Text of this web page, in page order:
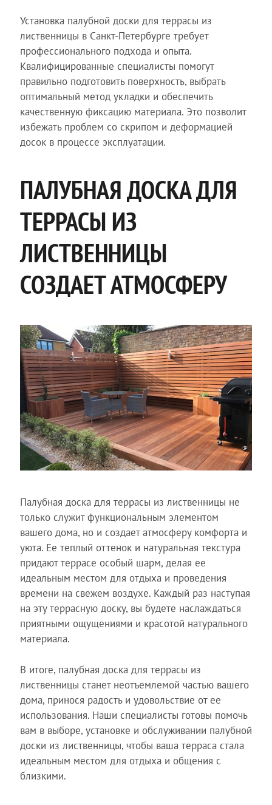
Установка палубной доски для террасы из
лиственницы в Санкт-Петербурге требует
профессионального подхода и опыта.
Квалифицированные специалисты помогут
правильно подготовить поверхность, выбрать
оптимальный метод укладки и обеспечить
качественную фиксацию материала. Это позволит
избежать проблем со скрипом и деформацией
досок в процессе эксплуатации.
ПАЛУБНАЯ ДОСКА ДЛЯ
ТЕРРАСЫ ИЗ
ЛИСТВЕННИЦЫ
СОЗДАЕТ АТМОСФЕРУ
Палубная доска для террасы из лиственницы не
только служит функциональным элементом
вашего дома, но и создает атмосферу комфорта и
уюта. Ее теплый оттенок и натуральная текстура
придают террасе особый шарм, делая ее
идеальным местом для отдыха и проведения
времени на свежем воздухе. Каждый раз наступая
на эту террасную доску, вы будете наслаждаться
приятными ощущениями и красотой натурального
материала.
В итоге, палубная доска для террасы из
лиственницы станет неотъемлемой частью вашего
дома, принося радость и удовольствие от ее
использования. Наши специалисты готовы помочь
вам в выборе, установке и обслуживании палубной
доски из лиственницы, чтобы ваша терраса стала
идеальным местом для отдыха и общения с
близкими.